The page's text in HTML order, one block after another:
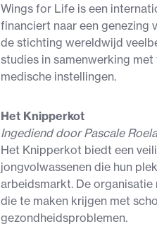
Wings for Life is een
financiert naar een genezing
de stichting wereldwijd
studies in samenwerking
medische instellingen.
Het Knipperkot
Ingediend door Pascale
Het Knipperkot biedt een
jongvolwassenen die hun
arbeidsmarkt. De organisatie
die te maken krijgen met
gezondheidsproblemen.